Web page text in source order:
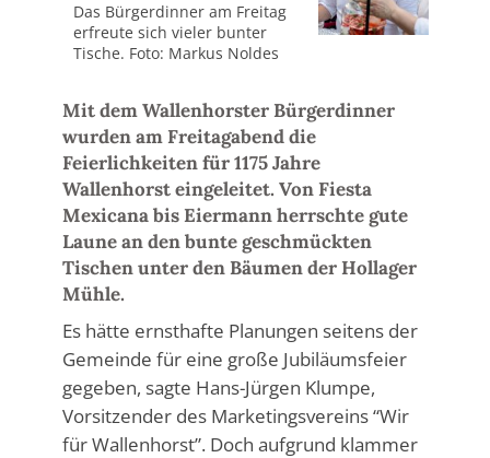
Das Bürgerdinner am Freitag
erfreute sich vieler bunter
Tische. Foto: Markus Noldes
Mit dem Wallenhorster Bürgerdinner
wurden am Freitagabend die
Feierlichkeiten für 1175 Jahre
Wallenhorst eingeleitet. Von Fiesta
Mexicana bis Eiermann herrschte gute
Laune an den bunte geschmückten
Tischen unter den Bäumen der Hollager
Mühle.
Es hätte ernsthafte Planungen seitens der
Gemeinde für eine große Jubiläumsfeier
gegeben, sagte Hans-Jürgen Klumpe,
Vorsitzender des Marketingsvereins “Wir
für Wallenhorst”. Doch aufgrund klammer